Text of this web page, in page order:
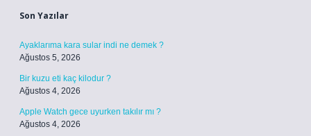
Son Yazılar
Ayaklarıma kara sular indi ne demek ?
Ağustos 5, 2026
Bir kuzu eti kaç kilodur ?
Ağustos 4, 2026
Apple Watch gece uyurken takılır mı ?
Ağustos 4, 2026